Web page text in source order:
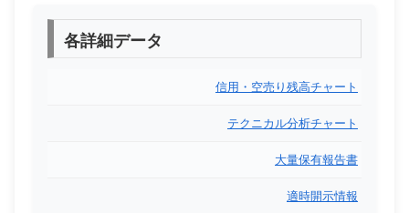
各詳細データ
信用・空売り残高チャート
テクニカル分析チャート
大量保有報告書
適時開示情報